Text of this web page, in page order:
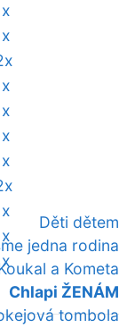
Děti dětem
jedna rodina
a Kometa
Chlapi ŽENÁM
tombola